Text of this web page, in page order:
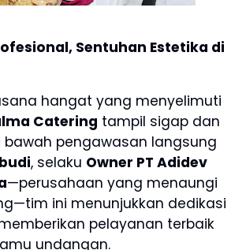
Sentuhan Estetika di
hangat yang menyelimuti
Catering tampil sigap dan
bawah pengawasan langsung
, selaku Owner PT Adidev
—perusahaan yang menaungi
ini menunjukkan dedikasi
pelayanan terbaik
undangan.